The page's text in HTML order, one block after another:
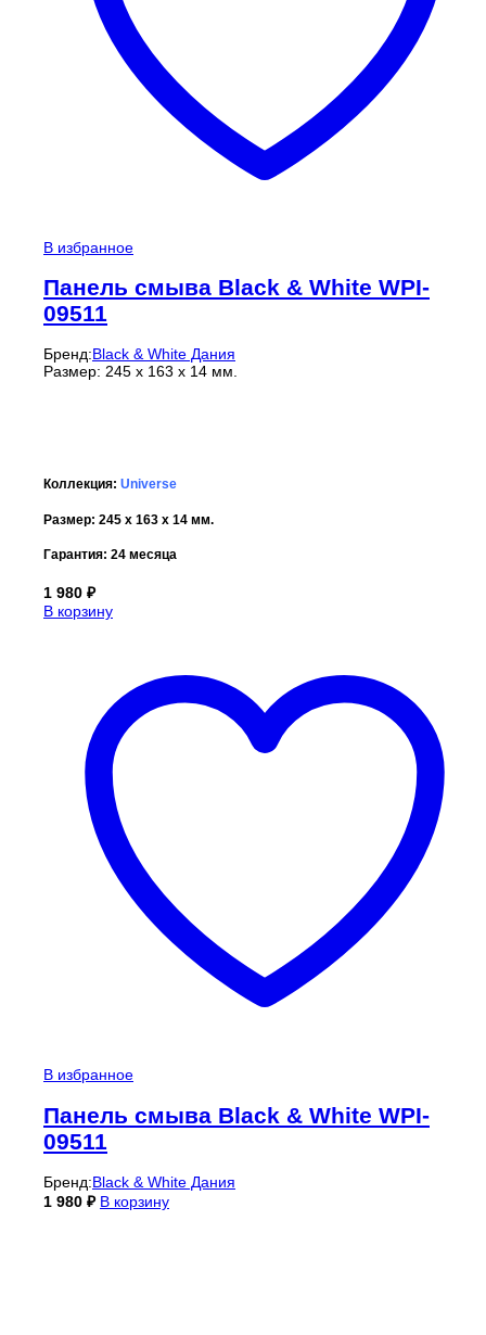
В избранное
Панель смыва Black & White WPI-
09511
Бренд:Black & White Дания
Размер: 245 х 163 х 14 мм.
Коллекция: Universe
Размер: 245 х 163 х 14 мм.
Гарантия: 24 месяца
1 980 ₽
В корзину
В избранное
Панель смыва Black & White WPI-
09511
Бренд:Black & White Дания
1 980 ₽ В корзину